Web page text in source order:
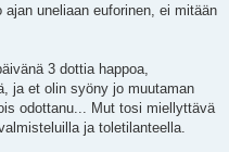
uneliaan euforinen, ei mitään
3 dottia happoa,
ja et olin syöny jo muutaman
odottanu... Mut tosi miellyttävä
ja toletilanteella.